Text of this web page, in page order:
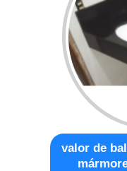
valor de